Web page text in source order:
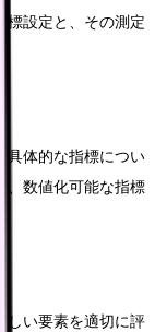
標設定と、その測定
具体的な指標につい
、数値化可能な指標
しい要素を適切に評